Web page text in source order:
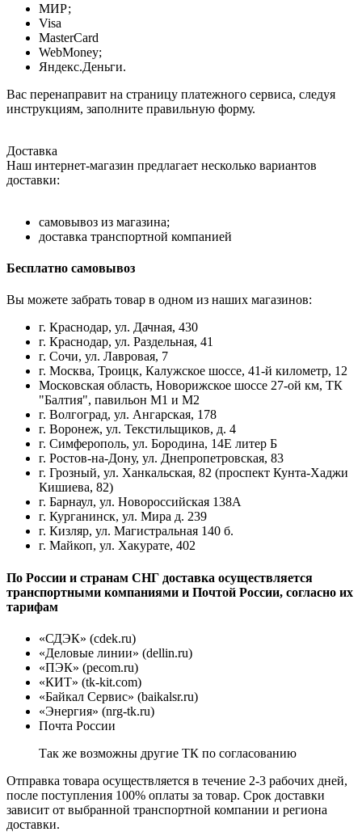
МИР;
Visa
MasterCard
WebMoney;
Яндекс.Деньги.
Вас перенаправит на страницу платежного сервиса, следуя
инструкциям, заполните правильную форму.
Доставка
Наш интернет-магазин предлагает несколько вариантов
доставки:
самовывоз из магазина;
доставка транспортной компанией
Бесплатно самовывоз
Вы можете забрать товар в одном из наших магазинов:
г. Краснодар, ул. Дачная, 430
г. Краснодар, ул. Раздельная, 41
г. Сочи, ул. Лавровая, 7
г. Москва, Троицк, Калужское шоссе, 41-й километр, 12
Московская область, Новорижское шоссе 27-ой км, ТК
"Балтия", павильон М1 и М2
г. Волгоград, ул. Ангарская, 178
г. Воронеж, ул. Текстильщиков, д. 4
г. Симферополь, ул. Бородина, 14Е литер Б
г. Ростов-на-Дону, ул. Днепропетровская, 83
г. Грозный, ул. Ханкальская, 82 (проспект Кунта-Хаджи
Кишиева, 82)
г. Барнаул, ул. Новороссийская 138А
г. Курганинск, ул. Мира д. 239
г. Кизляр, ул. Магистральная 140 б.
г. Майкоп, ул. Хакурате, 402
По России и странам СНГ доставка осуществляется
транспортными компаниями и Почтой России, согласно их
тарифам
«СДЭК» (cdek.ru)
«Деловые линии» (dellin.ru)
«ПЭК» (pecom.ru)
«КИТ» (tk-kit.com)
«Байкал Сервис» (baikalsr.ru)
«Энергия» (nrg-tk.ru)
Почта России
Так же возможны другие ТК по согласованию
Отправка товара осуществляется в течение 2-3 рабочих дней,
после поступления 100% оплаты за товар. Срок доставки
зависит от выбранной транспортной компании и региона
доставки.